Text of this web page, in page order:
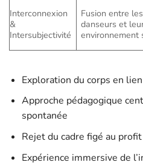
Interconnexion
&
Intersubjectivité
Fusion entre les
danseurs et
environnement
Exploration du corps en
Approche pédagogique
spontanée
Rejet du cadre figé au
Expérience immersive de